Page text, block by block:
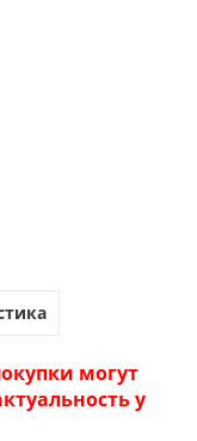
могут
у